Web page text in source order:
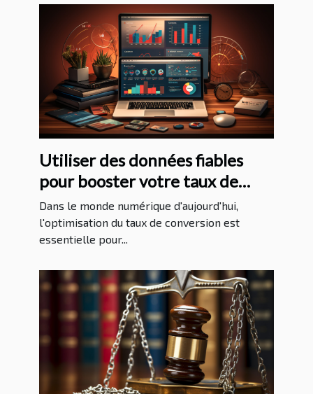
Utiliser des données fiables
pour booster votre taux de
conversion
Dans le monde numérique d'aujourd'hui,
l'optimisation du taux de conversion est
essentielle pour...